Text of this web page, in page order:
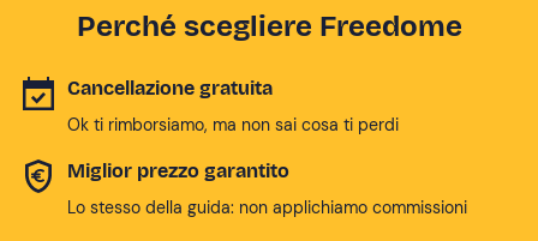
Perché scegliere Freedome
Cancellazione gratuita
Ok ti rimborsiamo, ma non sai cosa ti perdi
Miglior prezzo garantito
Lo stesso della guida: non applichiamo commissioni